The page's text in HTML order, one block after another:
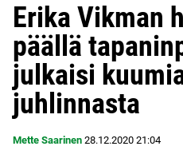
Erika Vikman
päällä
julkaisi
juhlinnasta
Mette Saarinen 28.12.2020 21:04